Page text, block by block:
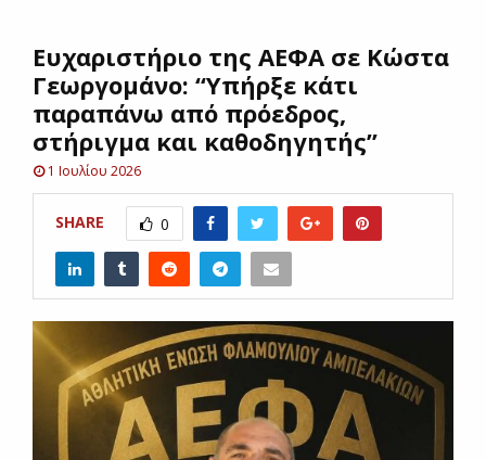
UEυχαριστήριο της ΑΕΦΑ σε Κώστα
Γεωργομάνο: “Υπήρξε κάτι
παραπάνω από πρόεδρος,
στήριγμα και καθοδηγητής”
1 Ιουλίου 2026
SHARE 0